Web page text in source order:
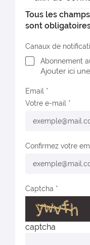
Tous les
sont
Canaux de
Abonnement
Ajouter ici
Email
Votre e-mail
Confirmez votre
Captcha
captcha